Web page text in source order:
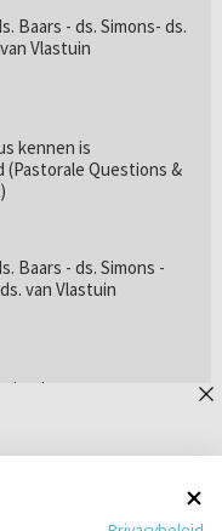
Baars - ds. Simons- ds.
Vlastuin
kennen is
Questions &
Baars - ds. Simons -
van Vlastuin
- Is